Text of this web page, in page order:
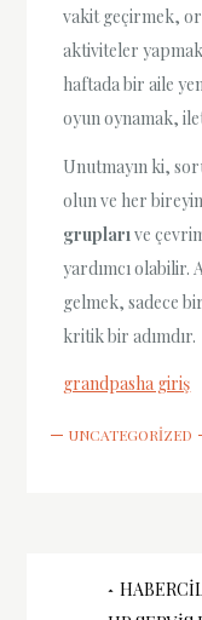
vakit geçirmek,
aktiviteler
haftada bir aile
oyun oynamak,
Unutmayın ki,
olun ve her
grupları ve
yardımcı olabilir.
gelmek, sadece
kritik bir adımdır.
grandpasha giriş
UNCATEGORIZED
Yazı